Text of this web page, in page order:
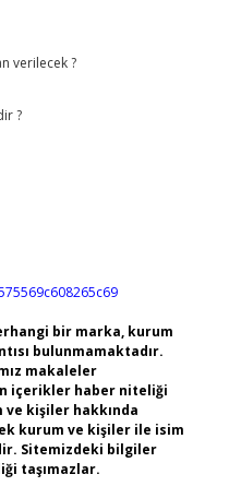
verilecek ?
?
bir marka, kurum
bulunmamaktadır.
makaleler
içerikler haber niteliği
kişiler hakkında
kurum ve kişiler ile isim
Sitemizdeki bilgiler
taşımazlar.